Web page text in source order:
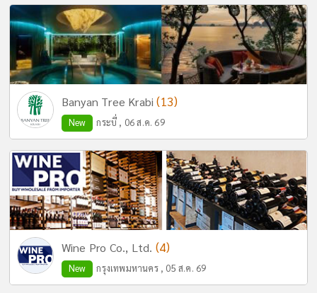
Banyan Tree Krabi(13)
New กระบี่ , 06 ส.ค. 69
Wine Pro Co., Ltd. (4)
New กรุงเทพมหานคร , 05 ส.ค. 69